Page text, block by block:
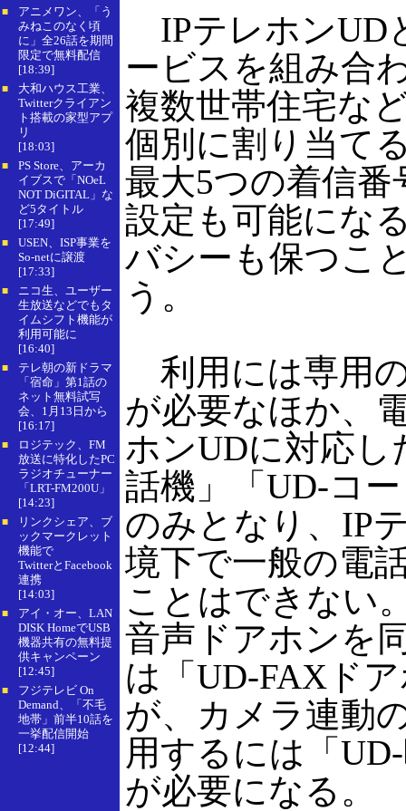
■
アニメワン、「う
みねこのなく頃
に」全26話を期間
限定で無料配信
[18:39]
■
大和ハウス工業、
Twitterクライアン
ト搭載の家型アプ
リ
[18:03]
■
PS Store、アーカ
イブスで「NOeL
NOT DiGITAL」な
ど5タイトル
[17:49]
■
USEN、ISP事業を
So-netに譲渡
[17:33]
■
ニコ生、ユーザー
生放送などでもタ
イムシフト機能が
利用可能に
[16:40]
■
テレ朝の新ドラマ
「宿命」第1話の
ネット無料試写
会、1月13日から
[16:17]
■
ロジテック、FM
放送に特化したPC
ラジオチューナー
「LRT-FM200U」
[14:23]
■
リンクシェア、ブ
ックマークレット
機能で
TwitterとFacebook
連携
[14:03]
■
アイ・オー、LAN
DISK HomeでUSB
機器共有の無料提
供キャンペーン
[12:45]
■
フジテレビ On
Demand、「不毛
地帯」前半10話を
一挙配信開始
[12:44]
IPテレホンUD
ービスを組み合
複数世帯住宅な
個別に割り当て
最大5つの着信
設定も可能にな
バシーも保つこ
う。
利用には専用
が必要なほか、
ホンUDに対応し
話機」「UD-コ
のみとなり、IP
境下で一般の電
ことはできない
音声ドアホンを
は「UD-FAXド
が、カメラ連動
用するには「
が必要になる。